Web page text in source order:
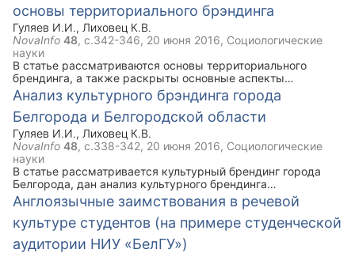
основы территориального брэндинга
Гуляев И.И., Лиховец К.В.
NovaInfo 48, с.342-346, 20 июня 2016, Социологические
науки
В статье рассматриваются основы территориального
брендинга, а также раскрыты основные аспекты
культурного брендинга.
Анализ культурного брэндинга города
Белгорода и Белгородской области
Гуляев И.И., Лиховец К.В.
NovaInfo 48, с.338-342, 20 июня 2016, Социологические
науки
В статье рассматривается культурный брендинг города
Белгорода, дан анализ культурного брендинга
Белгородской области, раскрыто его значение и основные
направления.
Англоязычные заимствования в речевой
культуре студентов (на примере студенческой
аудитории НИУ «БелГУ»)